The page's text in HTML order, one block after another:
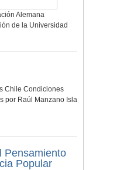
Alemana
de la Universidad
Chile Condiciones
por Raúl Manzano Isla
Pensamiento
Popular